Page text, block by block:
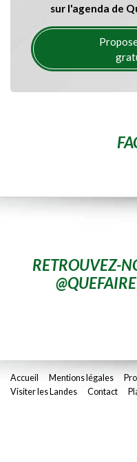
sur l'agenda de
RETROUVEZ-
Accueil Mentions légales
Visiter les Landes
Contact